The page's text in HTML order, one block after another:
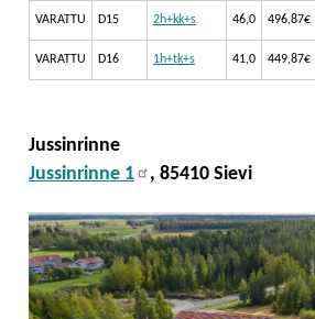
VARATTU D15 2h+kk+s 46,0 496,87€
VARATTU D16 1h+tk+s 41,0 449,87€
Jussinrinne
Jussinrinne 1
, 85410 Sievi